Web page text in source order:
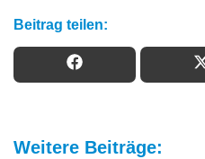
Beitrag teilen:
Weitere Beiträge: